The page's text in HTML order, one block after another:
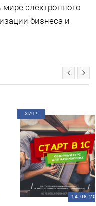
мире электронного
бизнеса и
14.08.2026